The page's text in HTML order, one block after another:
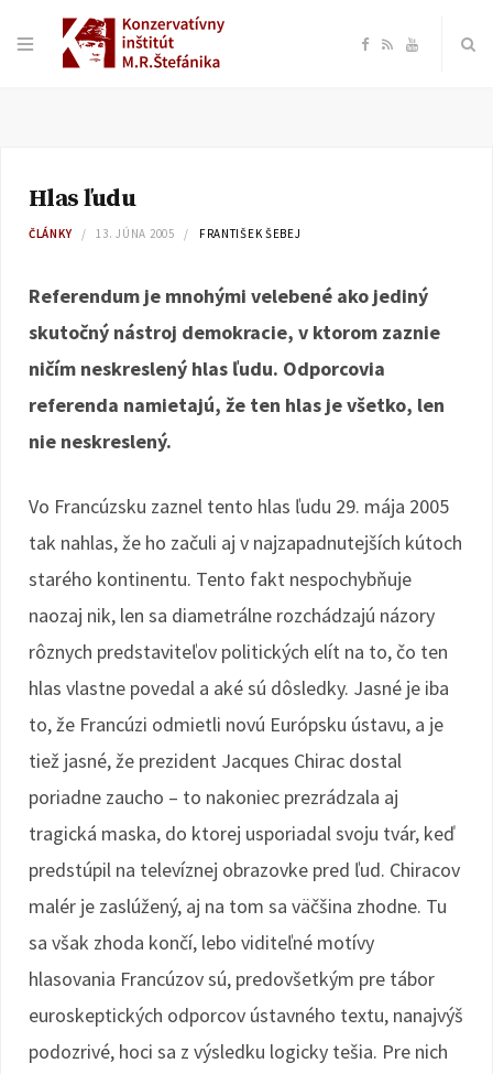
F
o
R Y
Hlas ľudu
ČLÁNKY 13. JÚNA 2005 FRANTIŠEK ŠEBEJ
Referendum je mnohými velebené ako jediný
skutočný nástroj demokracie, v ktorom zaznie
ničím neskreslený hlas ľudu. Odporcovia
referenda namietajú, že ten hlas je všetko, len
nie neskreslený.
Vo Francúzsku zaznel tento hlas ľudu 29. mája 2005
tak nahlas, že ho začuli aj v najzapadnutejších kútoch
starého kontinentu. Tento fakt nespochybňuje
naozaj nik, len sa diametrálne rozchádzajú názory
rôznych predstaviteľov politických elít na to, čo ten
hlas vlastne povedal a aké sú dôsledky. Jasné je iba
to, že Francúzi odmietli novú Európsku ústavu, a je
tiež jasné, že prezident Jacques Chirac dostal
poriadne zaucho – to nakoniec prezrádzala aj
tragická maska, do ktorej usporiadal svoju tvár, keď
predstúpil na televíznej obrazovke pred ľud. Chiracov
malér je zaslúžený, aj na tom sa väčšina zhodne. Tu
sa však zhoda končí, lebo viditeľné motívy
hlasovania Francúzov sú, predovšetkým pre tábor
euroskeptických odporcov ústavného textu, nanajvýš
podozrivé, hoci sa z výsledku logicky tešia. Pre nich